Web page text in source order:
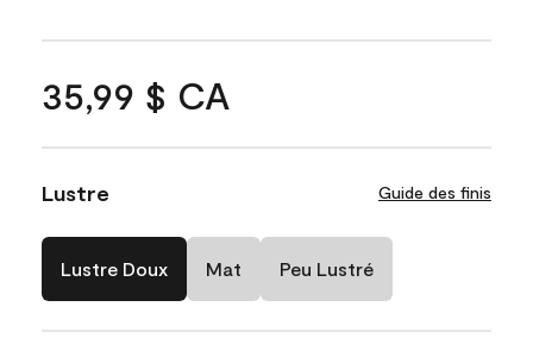
35,99 $ CA
Lustre Guide des finis
Lustre Doux Mat Peu Lustré